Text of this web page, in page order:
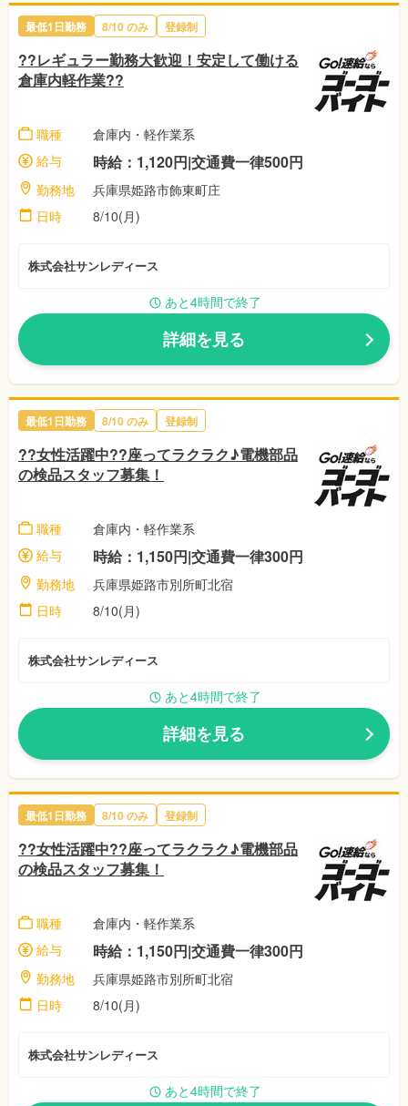
最低1日勤務 8/10 のみ 登録制
??レギュラー勤務大歓迎！安定して働ける
倉庫内軽作業??
職種
倉庫内・軽作業系
給与
時給：1,120円|交通費一律500円
勤務地
兵庫県姫路市飾東町庄
日時
8/10(月)
株式会社サンレディース
あと4時間で終了
詳細を見る
最低1日勤務 8/10 のみ 登録制
??女性活躍中??座ってラクラク♪電機部品
の検品スタッフ募集！
職種
倉庫内・軽作業系
給与
時給：1,150円|交通費一律300円
勤務地
兵庫県姫路市別所町北宿
日時
8/10(月)
株式会社サンレディース
あと4時間で終了
詳細を見る
最低1日勤務 8/10 のみ 登録制
??女性活躍中??座ってラクラク♪電機部品
の検品スタッフ募集！
職種
倉庫内・軽作業系
給与
時給：1,150円|交通費一律300円
勤務地
兵庫県姫路市別所町北宿
日時
8/10(月)
株式会社サンレディース
あと4時間で終了